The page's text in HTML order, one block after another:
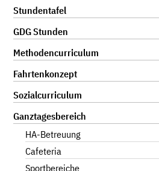
Stundentafel
GDG Stunden
Methodencurriculum
Fahrtenkonzept
Sozialcurriculum
Ganztagesbereich
HA-Betreuung
Cafeteria
Sportbereiche